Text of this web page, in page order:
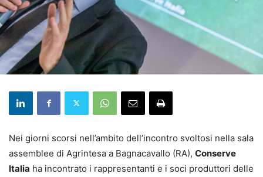
Nei giorni scorsi nell’ambito dell’incontro svoltosi nella sala
assemblee di Agrintesa a Bagnacavallo (RA), Conserve
Italia ha incontrato i rappresentanti e i soci produttori delle